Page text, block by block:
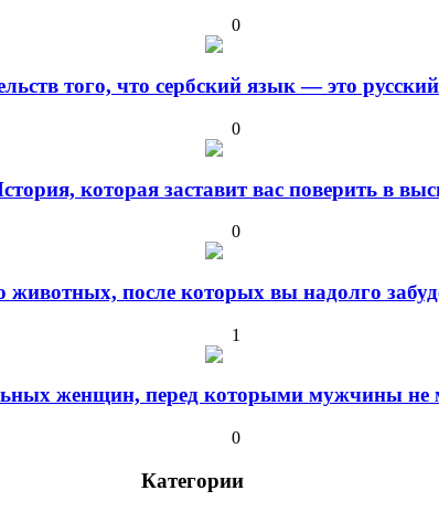
0
того, что сербский язык — это
0
которая заставит вас поверить в
0
после которых вы надолго
1
женщин, перед которыми мужчины не
0
Категории